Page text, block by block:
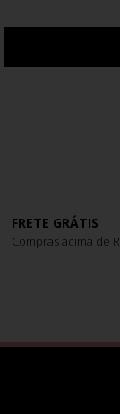
FRETE GRÁTIS
Compras acima de